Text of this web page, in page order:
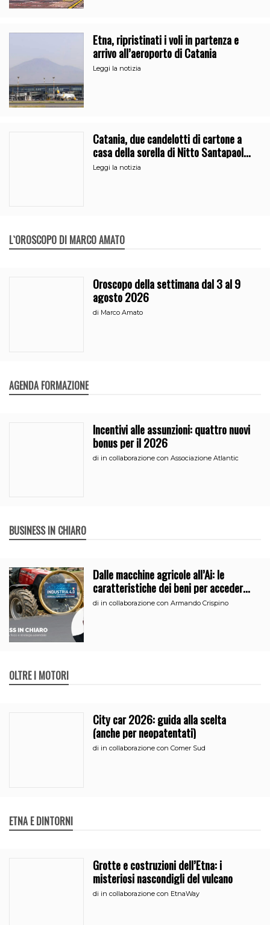
Etna, ripristinati i voli in partenza e
arrivo all’aeroporto di Catania
Leggi la notizia
Catania, due candelotti di cartone a
casa della sorella di Nitto Santapaola.
Le indagini
Leggi la notizia
L`OROSCOPO DI MARCO AMATO
Oroscopo della settimana dal 3 al 9
agosto 2026
di Marco Amato
AGENDA FORMAZIONE
Incentivi alle assunzioni: quattro nuovi
bonus per il 2026
di in collaborazione con Associazione Atlantic
BUSINESS IN CHIARO
Dalle macchine agricole all’Ai: le
caratteristiche dei beni per accedere
all’iperammortamento
di in collaborazione con Armando Crispino
OLTRE I MOTORI
City car 2026: guida alla scelta
(anche per neopatentati)
di in collaborazione con Comer Sud
ETNA E DINTORNI
Grotte e costruzioni dell’Etna: i
misteriosi nascondigli del vulcano
di in collaborazione con EtnaWay